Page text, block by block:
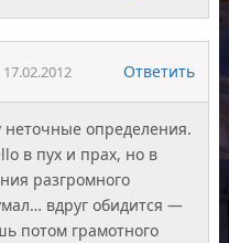
17.02.2012 Ответить
определения.
в пух и прах, но в
разгромного
вдруг обидится —
потом грамотного